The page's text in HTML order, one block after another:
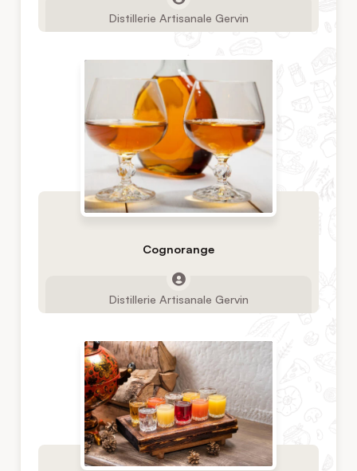
Distillerie Artisanale Gervin
Cognorange
Distillerie Artisanale Gervin